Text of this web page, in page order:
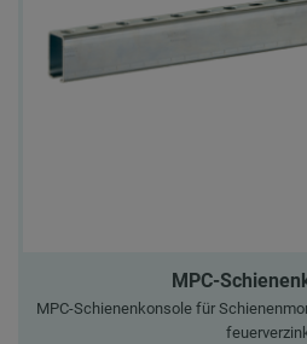
MPC-
MPC-Schienenkonsole für